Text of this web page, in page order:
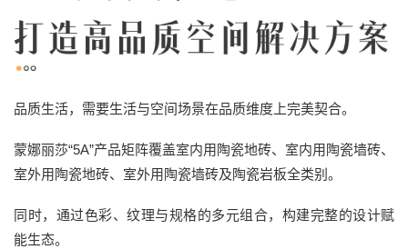
品质生活，需要生活与空间场景在品质维度上完美契合。
蒙娜丽莎“5A”产品矩阵覆盖室内用陶瓷地砖、室内用陶瓷墙砖、
室外用陶瓷地砖、室外用陶瓷墙砖及陶瓷岩板全类别。
同时，通过色彩、纹理与规格的多元组合，构建完整的设计赋
能生态。